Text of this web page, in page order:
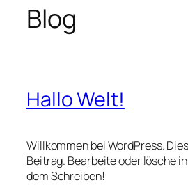
Blog
Hallo Welt!
Willkommen bei WordPress.
Beitrag. Bearbeite oder lösche
dem Schreiben!